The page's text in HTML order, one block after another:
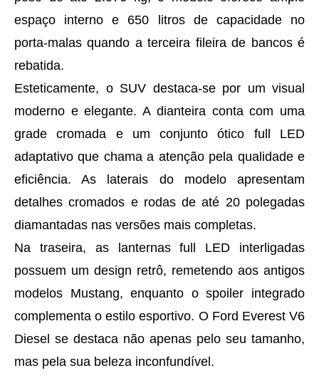
espaço interno e 650 litros de capacidade no
porta-malas quando a terceira fileira de bancos é
rebatida.
Esteticamente, o SUV destaca-se por um visual
moderno e elegante. A dianteira conta com uma
grade cromada e um conjunto ótico full LED
adaptativo que chama a atenção pela qualidade e
eficiência. As laterais do modelo apresentam
detalhes cromados e rodas de até 20 polegadas
diamantadas nas versões mais completas.
Na traseira, as lanternas full LED interligadas
possuem um design retrô, remetendo aos antigos
modelos Mustang, enquanto o spoiler integrado
complementa o estilo esportivo. O Ford Everest V6
Diesel se destaca não apenas pelo seu tamanho,
mas pela sua beleza inconfundível.